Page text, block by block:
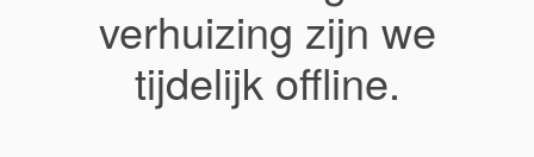
verhuizing zijn we
tijdelijk offline.